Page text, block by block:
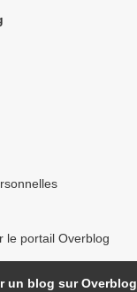
le portail Overblog
un blog sur Overblog